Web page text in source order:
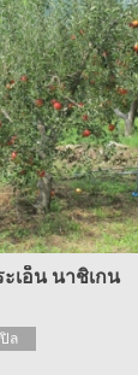
เอ็น นาชิเกน
ล